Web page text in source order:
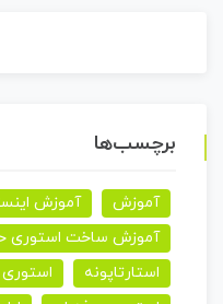
برچسب‌ها
آموزش
آموزش
آموزش ساخت استوری
استارتاپونه
استوری